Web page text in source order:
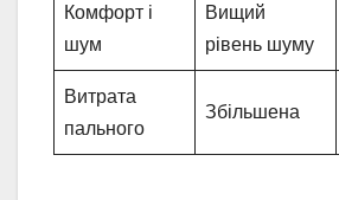
Комфорт і
шум
Вищий
рівень шуму
Витрата
пального
Збільшена